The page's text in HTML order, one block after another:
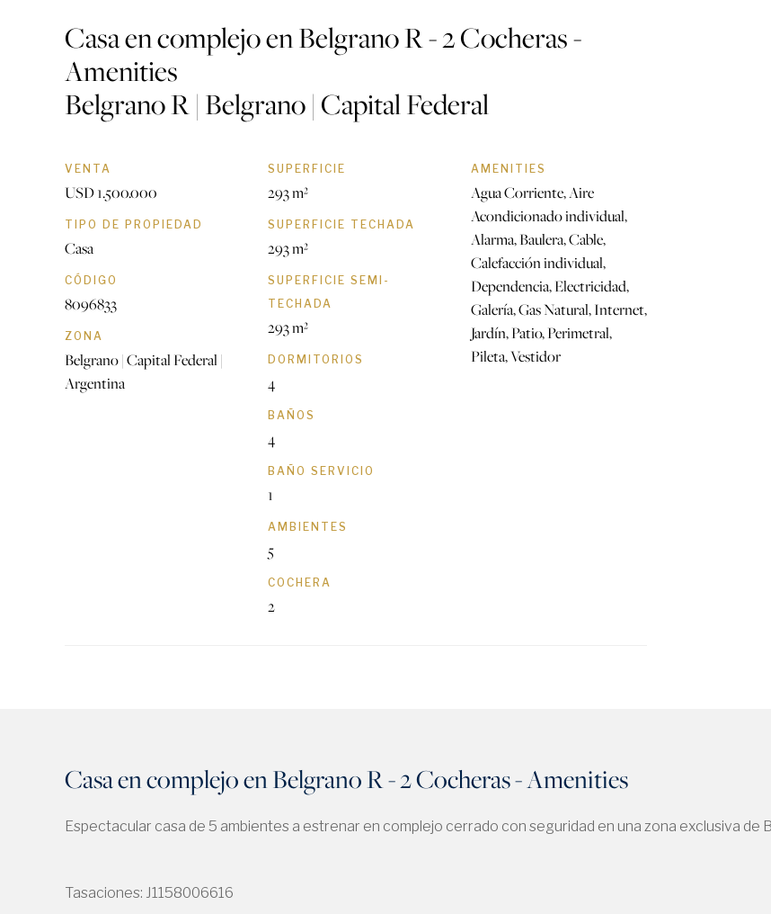
Casa en complejo en Belgrano R - 2 Cocheras -
Amenities
Belgrano R | Belgrano | Capital Federal
VENTA
USD 1.500.000
TIPO DE PROPIEDAD
Casa
CÓDIGO
8096833
ZONA
Belgrano | Capital Federal |
Argentina
SUPERFICIE
293 m²
SUPERFICIE TECHADA
293 m²
SUPERFICIE SEMI-
TECHADA
293 m²
DORMITORIOS
4
BAÑOS
4
BAÑO SERVICIO
1
AMBIENTES
5
COCHERA
2
AMENITIES
Agua Corriente, Aire
Acondicionado individual,
Alarma, Baulera, Cable,
Calefacción individual,
Dependencia, Electricidad,
Galería, Gas Natural, Internet,
Jardín, Patio, Perimetral,
Pileta, Vestidor
Casa en complejo en Belgrano R - 2 Cocheras - Amenities
Espectacular casa de 5 ambientes a estrenar en complejo cerrado con seguridad en una zona exclusiva de
Tasaciones: J1158006616